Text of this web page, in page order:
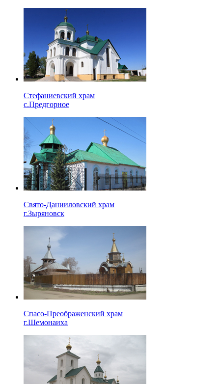
Стефаниевский храм
с.Предгорное
Свято-Данииловский храм
г.Зыряновск
Спасо-Преображенский храм
г.Шемонаиха